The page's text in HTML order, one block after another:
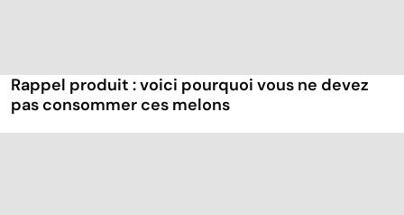
Rappel produit : voici pourquoi vous ne devez
pas consommer ces melons